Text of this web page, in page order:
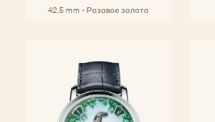
42.5 mm - Розовое золото